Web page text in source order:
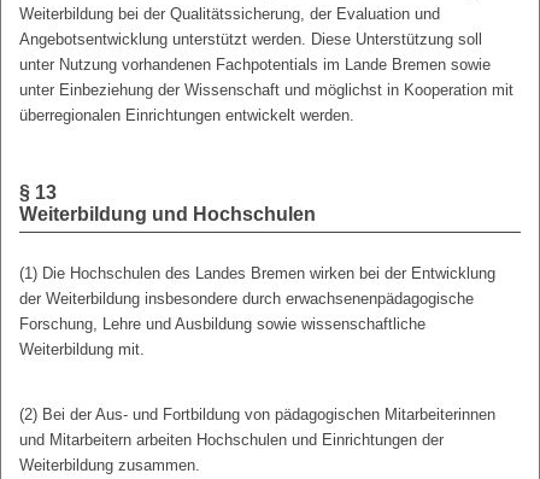
Weiterbildung bei der Qualitätssicherung, der Evaluation und
Angebotsentwicklung unterstützt werden. Diese Unterstützung soll
unter Nutzung vorhandenen Fachpotentials im Lande Bremen sowie
unter Einbeziehung der Wissenschaft und möglichst in Kooperation mit
überregionalen Einrichtungen entwickelt werden.
§ 13
Weiterbildung und Hochschulen
(1) Die Hochschulen des Landes Bremen wirken bei der Entwicklung
der Weiterbildung insbesondere durch erwachsenenpädagogische
Forschung, Lehre und Ausbildung sowie wissenschaftliche
Weiterbildung mit.
(2) Bei der Aus- und Fortbildung von pädagogischen Mitarbeiterinnen
und Mitarbeitern arbeiten Hochschulen und Einrichtungen der
Weiterbildung zusammen.